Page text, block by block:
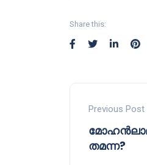
Share this:
Previous Post
തമന്ന?